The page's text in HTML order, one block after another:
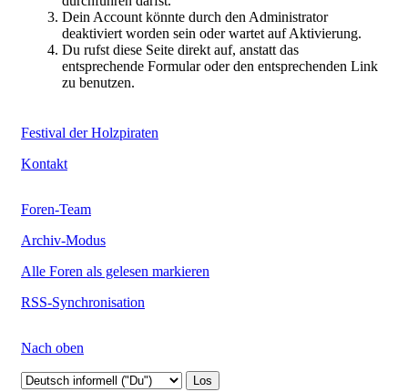
Dein Account könnte durch den Administrator
deaktiviert worden sein oder wartet auf Aktivierung.
Du rufst diese Seite direkt auf, anstatt das
entsprechende Formular oder den entsprechenden Link
zu benutzen.
Festival der Holzpiraten
Kontakt
Foren-Team
Archiv-Modus
Alle Foren als gelesen markieren
RSS-Synchronisation
Nach oben